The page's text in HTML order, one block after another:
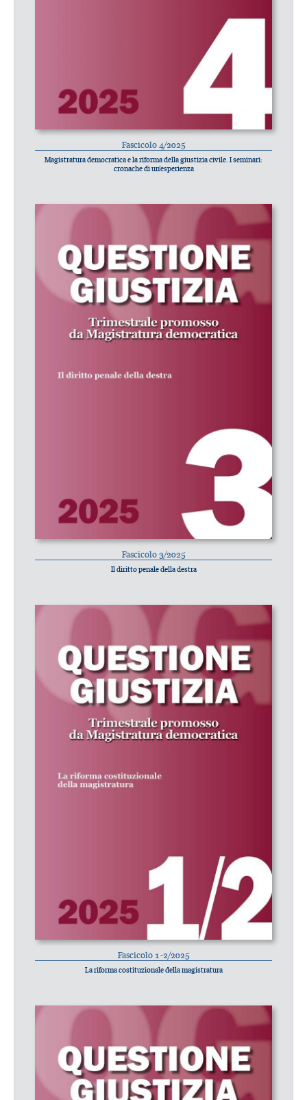
Fascicolo 4/2025
Magistratura democratica e la riforma della giustizia civile. I seminari:
cronache di un’esperienza
Fascicolo 3/2025
Il diritto penale della destra
Fascicolo 1-2/2025
La riforma costituzionale della magistratura